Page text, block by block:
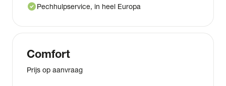
check_circlePechhulpservice, in heel Europa
Comfort
Prijs op aanvraag